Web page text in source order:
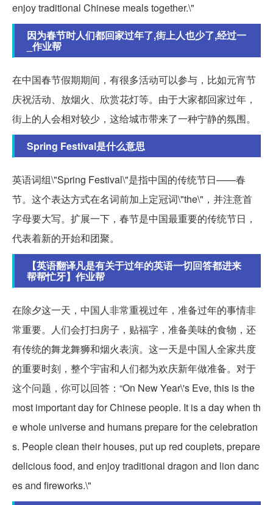
enjoy traditional Chinese meals together.\"
因为春节时人们都回家过年了,街上人也少了,经过一
_作业帮
在中国春节假期期间，有很多活动可以参与，比如元宵节
庆祝活动、放烟火、欣赏花灯等。由于大家都回家过年，
街上的人会相对较少，这给城市带来了一种宁静的氛围。
Spring Festival是什么意思
英语词组\"Spring Festival\"是指中国的传统节日——春
节。这个表达方式在名词前加上定冠词\"the\"，并注意首
字母要大写。扩展一下，春节是中国最重要的传统节日，
代表着新的开始和团聚。
【英语翻译凡是有关于过年的英语一切回答都进来
帮帮忙牙】作业帮
在除夕这一天，中国人非常重视过年，准备过年的事情非
常重要。人们会打扫房子，贴福字，准备美味的食物，还
有传统的舞龙舞狮和烟火表演。这一天是中国人全家共度
的重要时刻，整个宇宙和人们都为欢庆新年做准备。对于
这个问题，你可以回答：“On New Year\'s Eve, this is the
most important day for Chinese people. It is a day when th
e whole universe and humans prepare for the celebration
s. People clean their houses, put up red couplets, prepare
delicious food, and enjoy traditional dragon and lion danc
es and fireworks.\"